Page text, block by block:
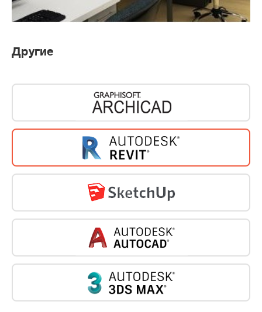
НОВЫЙ ДОПОЛНИТЕЛЬНЫЙ ОФИС
ГРУППЫ КОМПАНИЙ «СЕВЕРИН»
Другие